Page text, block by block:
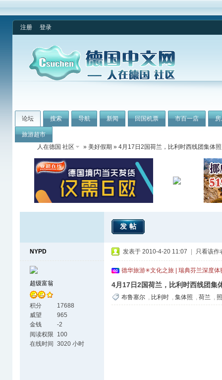
注册 登录
论坛 搜索 导航 新闻 回国机票 市百一店
旅游超市
人在德国 社区
» 美好假期 » 4月17日2国荷兰，比利时西线团集体照
发帖
NYPD
超级富翁
积分
17688
威望
965
金钱
-2
阅读权限
100
在线时间 3020 小时
发表于 2010-4-20 11:07 只看该作
德华旅游✳文化之旅 | 瑞典芬兰深度
4月17日2国荷兰，比利时西线团集
布鲁塞尔 , 比利时 , 集体照 , 荷兰 ,